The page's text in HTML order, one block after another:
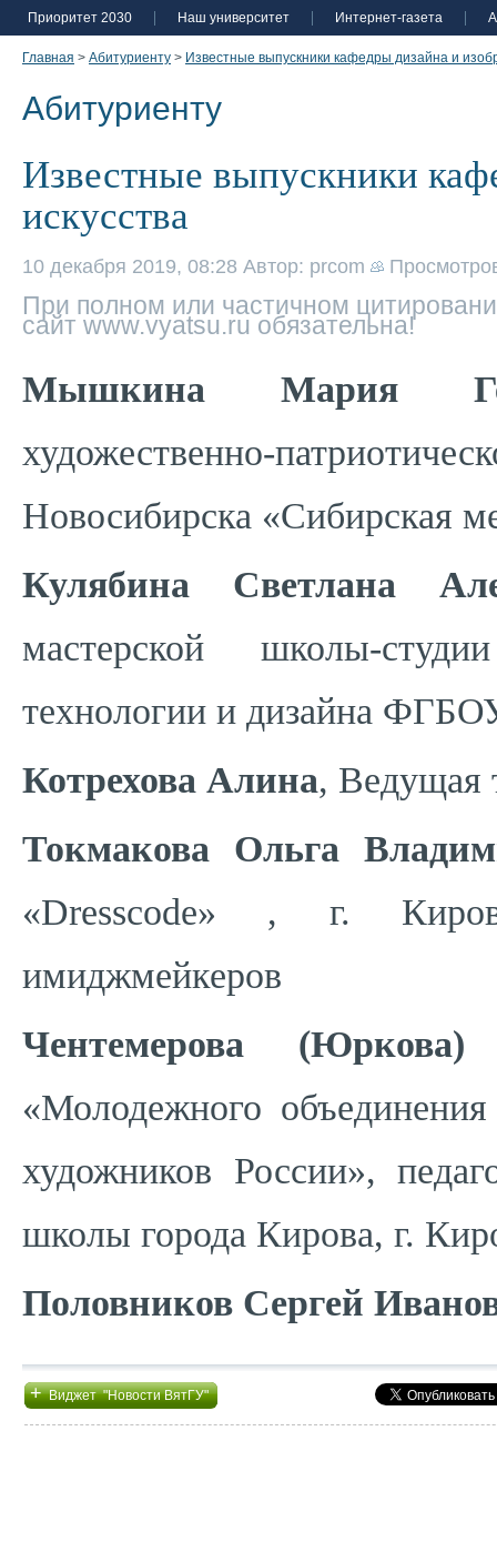
Приоритет 2030 Наш университет Интернет-газета
Главная > Абитуриенту > Известные выпускники кафедры дизайна и
Абитуриенту
Известные выпускники
искусства
10 декабря 2019, 08:28 Автор: prcom
При полном или частичном
сайт www.vyatsu.ru обязательна!
Мышкина Мария
художественно-
Новосибирска «Сибирская
Кулябина Светлана
мастерской школы-
технологии и дизайна
Котрехова Алина, Ведущая
Токмакова Ольга
«Dresscode» , г.
имиджмейкеров
Чентемерова
«Молодежного
художников России»,
школы города Кирова, г.
Половников Сергей
+Виджет "Новости ВятГУ"